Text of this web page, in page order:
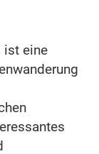
ist eine